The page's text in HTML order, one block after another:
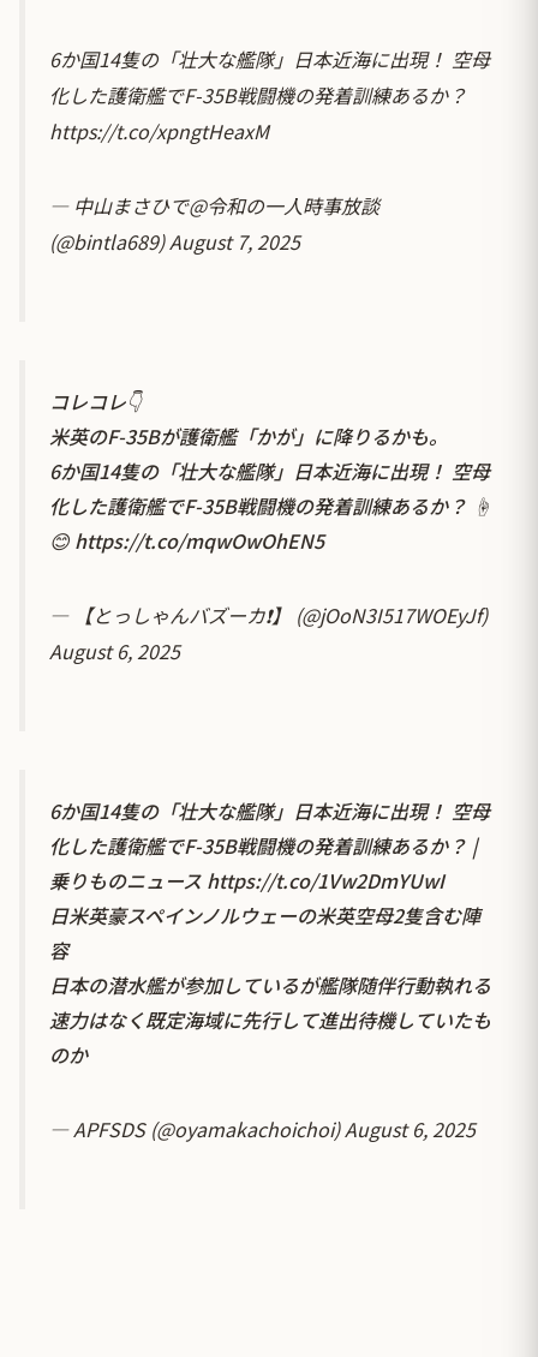
6か国14隻の「壮大な艦隊」日本近海に出現！ 空母
化した護衛艦でF-35B戦闘機の発着訓練あるか？
https://t.co/xpngtHeaxM
— 中山まさひで@令和の一人時事放談
(@bintla689)August 7, 2025
コレコレ👇
米英のF-35Bが護衛艦「かが」に降りるかも。
6か国14隻の「壮大な艦隊」日本近海に出現！ 空母
化した護衛艦でF-35B戦闘機の発着訓練あるか？ ☝
😊 https://t.co/mqwOwOhEN5
— 【とっしゃんバズーカ❗】 (@jOoN3I517WOEyJf)
August 6, 2025
6か国14隻の「壮大な艦隊」日本近海に出現！ 空母
化した護衛艦でF-35B戦闘機の発着訓練あるか？ |
乗りものニュース https://t.co/1Vw2DmYUwI
日米英豪スペインノルウェーの米英空母2隻含む陣
容
日本の潜水艦が参加しているが艦隊随伴行動執れる
速力はなく既定海域に先行して進出待機していたも
のか
— APFSDS (@oyamakachoichoi)August 6, 2025